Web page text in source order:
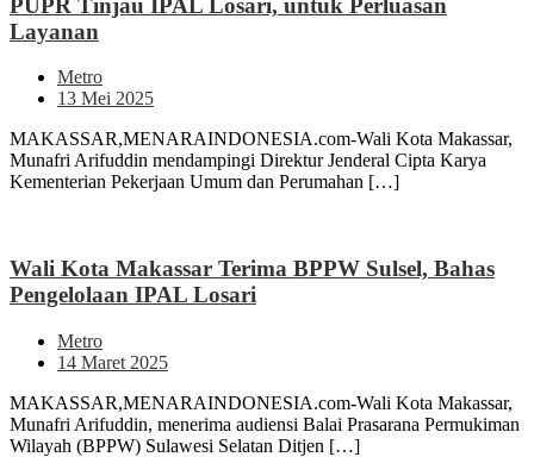
Layanan
Metro
13 Mei 2025
MAKASSAR,MENARAINDONESIA.com-Wali Kota Makassar,
Munafri Arifuddin mendampingi Direktur Jenderal Cipta Karya
Kementerian Pekerjaan Umum dan Perumahan […]
Wali Kota Makassar Terima BPPW Sulsel, Bahas
Pengelolaan IPAL Losari
Metro
14 Maret 2025
MAKASSAR,MENARAINDONESIA.com-Wali Kota Makassar,
Munafri Arifuddin, menerima audiensi Balai Prasarana Permukiman
Wilayah (BPPW) Sulawesi Selatan Ditjen […]